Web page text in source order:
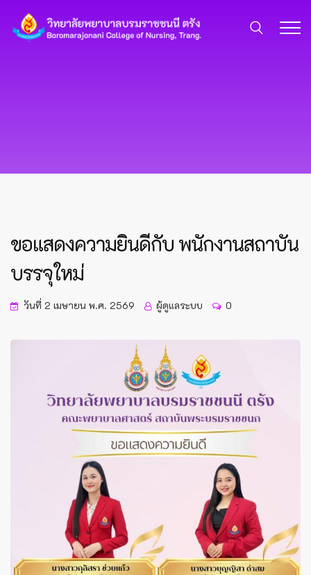
ขอแสดงความยินดีกับ พนักงานสถาบัน
บรรจุใหม่
วันที่ 2 เมษายน พ.ศ. 2569 ผู้ดูแลระบบ 0